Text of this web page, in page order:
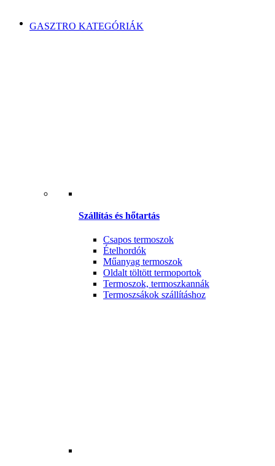
GASZTRO KATEGÓRIÁK
Szállítás és hőtartás
Csapos termoszok
Ételhordók
Műanyag termoszok
Oldalt töltött termoportok
Termoszok, termoszkannák
Termoszsákok szállításhoz